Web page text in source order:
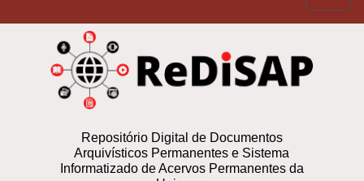
Repositório Digital de Documentos
Arquivísticos Permanentes e Sistema
Informatizado de Acervos Permanentes da